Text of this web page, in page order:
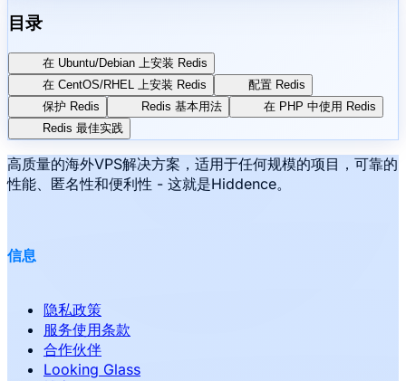
目录
在 Ubuntu/Debian 上安装 Redis
在 CentOS/RHEL 上安装 Redis
配置 Redis
保护 Redis
Redis 基本用法
在 PHP 中使用 Redis
Redis 最佳实践
高质量的海外VPS解决方案，适用于任何规模的项目，可靠的
性能、匿名性和便利性 - 这就是Hiddence。
信息
隐私政策
服务使用条款
合作伙伴
Looking Glass